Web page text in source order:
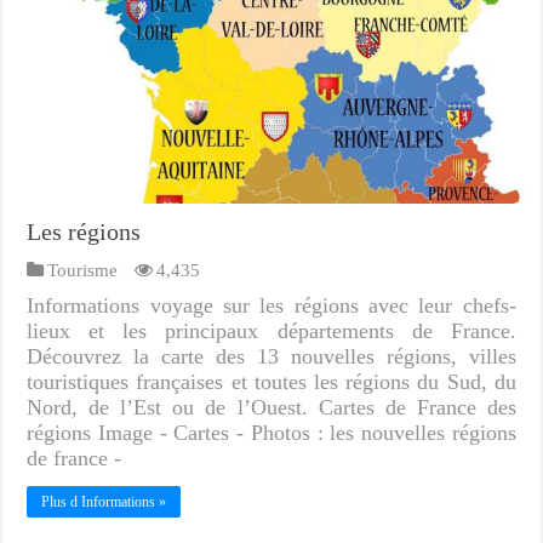
Les régions
Tourisme 4,435
Informations voyage sur les régions avec leur chefs-
lieux et les principaux départements de France.
Découvrez la carte des 13 nouvelles régions, villes
touristiques françaises et toutes les régions du Sud, du
Nord, de l’Est ou de l’Ouest. Cartes de France des
régions Image - Cartes - Photos : les nouvelles régions
de france -
Plus d Informations »